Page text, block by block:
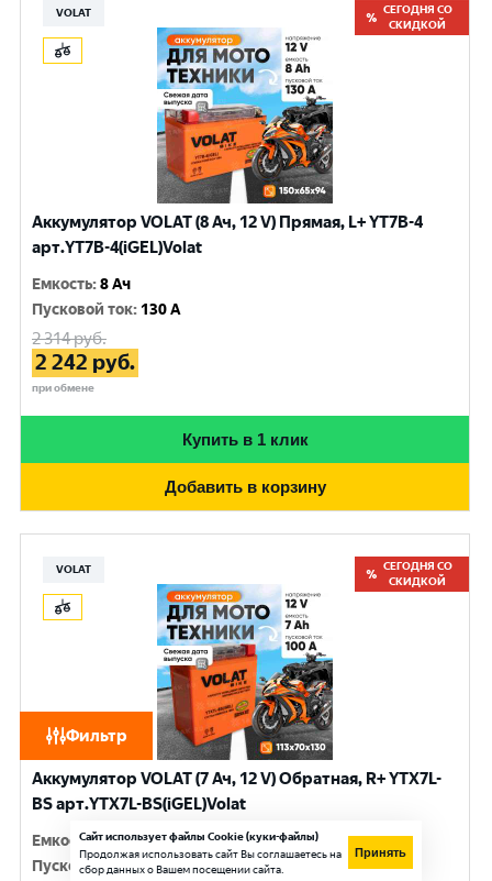
Фильтр
VOLAT
СЕГОДНЯ СО
СКИДКОЙ
Аккумулятор VOLAT (8 Ач, 12 V) Прямая, L+ YT7B-4
арт.YT7B-4(iGEL)Volat
Емкость:8 Ач
Пусковой ток: 130 A
2 314руб.
2 242 руб.
при обмене
Купить в 1 клик
Добавить в корзину
VOLAT
СЕГОДНЯ СО
СКИДКОЙ
Аккумулятор VOLAT (7 Ач, 12 V) Обратная, R+ YTX7L-
BS арт.YTX7L-BS(iGEL)Volat
Емкость:7 Ач
Пусковой ток:100 A
Сайт использует файлы Cookie (куки-файлы)
Продолжая использовать сайт Вы соглашаетесь на
сбор данных о Вашем посещении сайта.
Принять